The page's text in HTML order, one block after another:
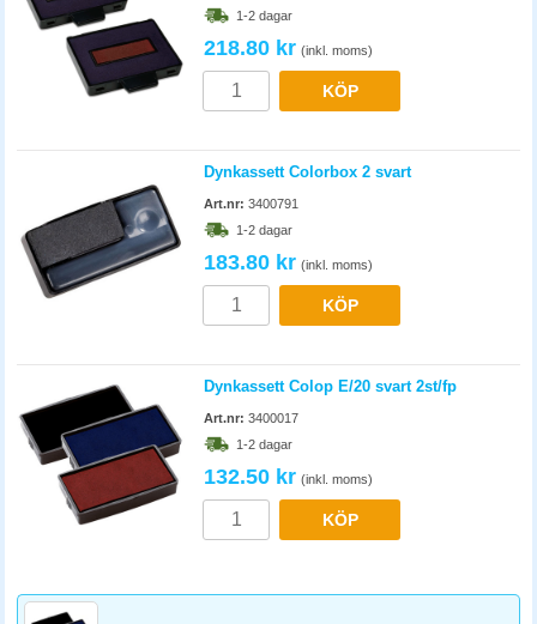
1-2 dagar
218.80 kr (inkl. moms)
KÖP
Dynkassett Colorbox 2 svart
Art.nr: 3400791
1-2 dagar
183.80 kr (inkl. moms)
KÖP
Dynkassett Colop E/20 svart 2st/fp
Art.nr: 3400017
1-2 dagar
132.50 kr (inkl. moms)
KÖP